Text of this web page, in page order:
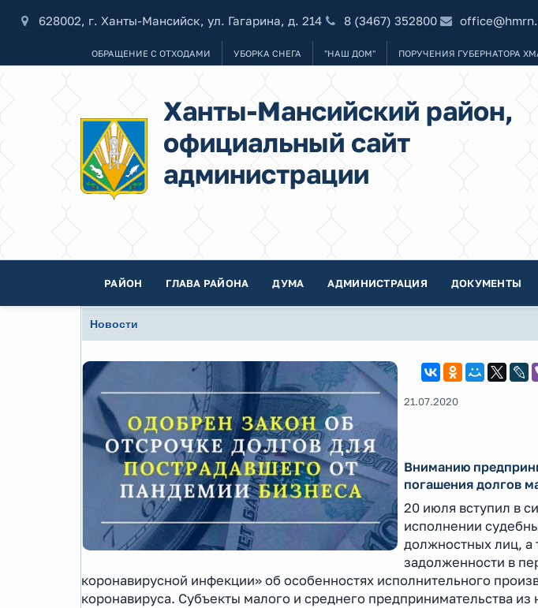
628002, г. Ханты-Мансийск, ул. Гагарина, д. 214 8 (3467) 352800
ОБРАЩЕНИЕ С ОТХОДАМИ УБОРКА СНЕГА "НАШ ДОМ" ПОРУЧЕНИЯ ГУБЕРНАТОРА
Ханты-Мансийский район,
официальный сайт
администрации
РАЙОН ГЛАВА РАЙОНА ДУМА АДМИНИСТРАЦИЯ ДОКУМЕНТЫ
Новости
21.07.2020
Вниманию
погашения долгов
20 июля вступил в
исполнении
должностных лиц, а
задолженности в
коронавирусной инфекции» об особенностях исполнительного
коронавируса. Субъекты малого и среднего предпринимательства